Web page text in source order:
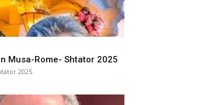
Musa-Rome- Shtator 2025
2025